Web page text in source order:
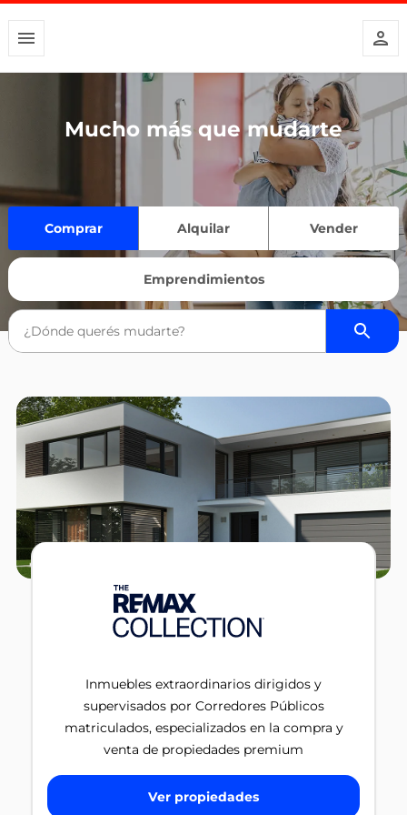
Mucho más que mudarte
Comprar Alquilar Vender
Emprendimientos
Inmuebles extraordinarios dirigidos y
supervisados por Corredores Públicos
matriculados, especializados en la compra y
venta de propiedades premium
Ver propiedades